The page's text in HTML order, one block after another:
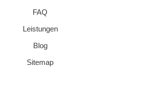
FAQ
Leistungen
Blog
Sitemap